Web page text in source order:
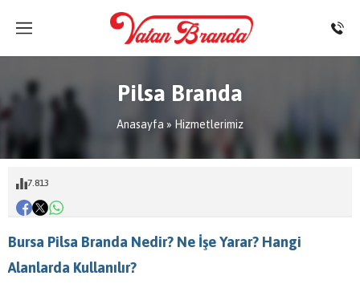
Pilsa Branda
Anasayfa » Hizmetlerimiz
7.813
Bursa Pilsa Branda Nedir? Ne İşe Yarar? Hangi
Alanlarda Kullanılır?